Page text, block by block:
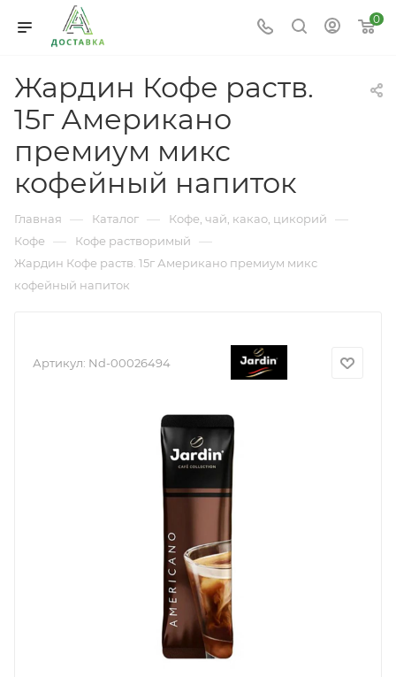
0
Жардин Кофе раств.
15г Американо
премиум микс
кофейный напиток
Главная — Каталог — Кофе, чай, какао, цикорий —
Кофе — Кофе растворимый —
Жардин Кофе раств. 15г Американо премиум микс
кофейный напиток
Артикул: Nd-00026494